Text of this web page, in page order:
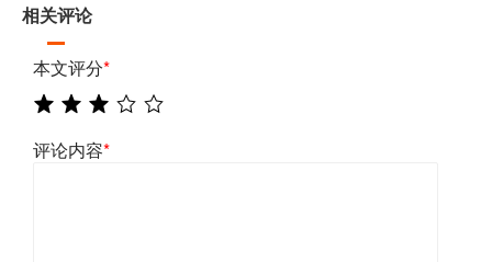
相关评论
本文评分*
评论内容*